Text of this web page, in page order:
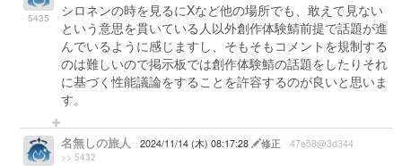
5435
シロネンの時を見るにXなど他の場所でも、敢えて見ない
という意思を貫いている人以外創作体験鯖前提で話題が進
んでいるように感じますし、そもそもコメントを規制する
のは難しいので掲示板では創作体験鯖の話題をしたりそれ
に基づく性能議論をすることを許容するのが良いと思いま
す。
名無しの旅人 2024/11/14 (木) 08:17:28 修正 47e58@3d344
>> 5432